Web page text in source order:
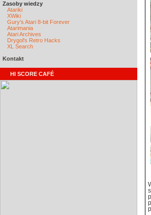
Zasoby wiedzy
Atariki
XWiki
Gury's Atari 8-bit Forever
Atarimania
Atari Archives
Drygol's Retro Hacks
XL Search
Kontakt
HI SCORE CAFÉ